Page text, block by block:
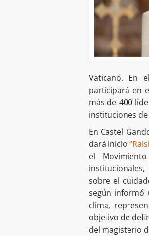
Vaticano. En
participará en
más de 400
instituciones
En Castel
dará inicio
el
sobre el
según informó
clima,
objetivo de
del magisterio